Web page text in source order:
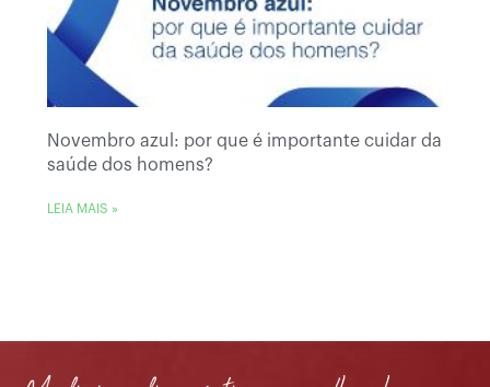
Novembro azul: por que é importante cuidar da
saúde dos homens?
LEIA MAIS »